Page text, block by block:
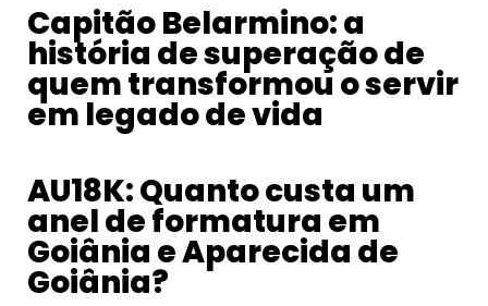
Capitão Belarmino: a
história de superação de
quem transformou o servir
em legado de vida
AU18K: Quanto custa um
anel de formatura em
Goiânia e Aparecida de
Goiânia?